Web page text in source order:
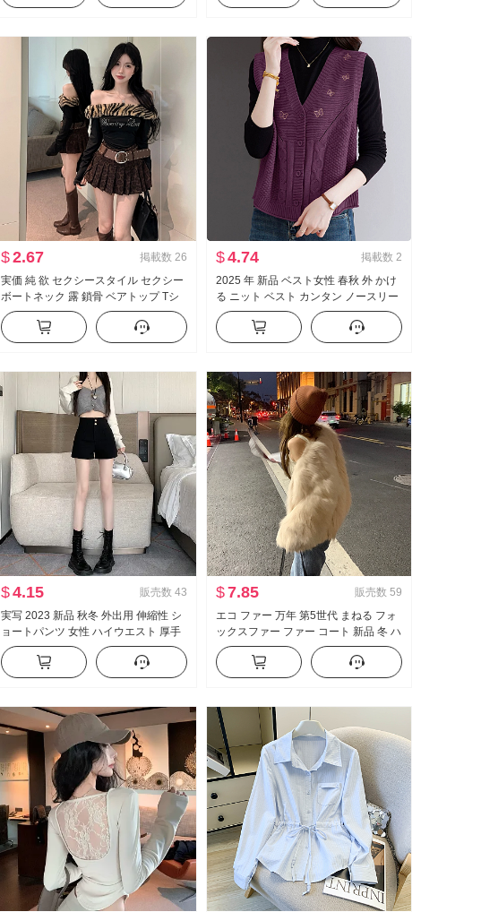
$2.67 掲載数 26
実価 純 欲 セクシースタイル セクシー
ボートネック 露 鎖骨 ベアトップ Tシ
ャツ トップス ファー レオパード柄 パ
ッチワーク 露 臍 ベスト
$4.74 掲載数 2
2025 年 新品 ベスト女性 春秋 外 かけ
る ニット ベスト カンタン ノースリー
ブ セーター カーディガン ベスト コー
ト トップス
$4.15 販売数 43
実写 2023 新品 秋冬 外出用 伸縮性 シ
ョートパンツ 女性 ハイウエスト 厚手
スリム効果 万能 A字 外出用 ブーツカ
ットパンツ トレンド
$7.85 販売数 59
エコ ファー 万年 第5世代 まねる フォ
ックスファー ファー コート 新品 冬 ハ
イニン 若い 毛羽立ち コート